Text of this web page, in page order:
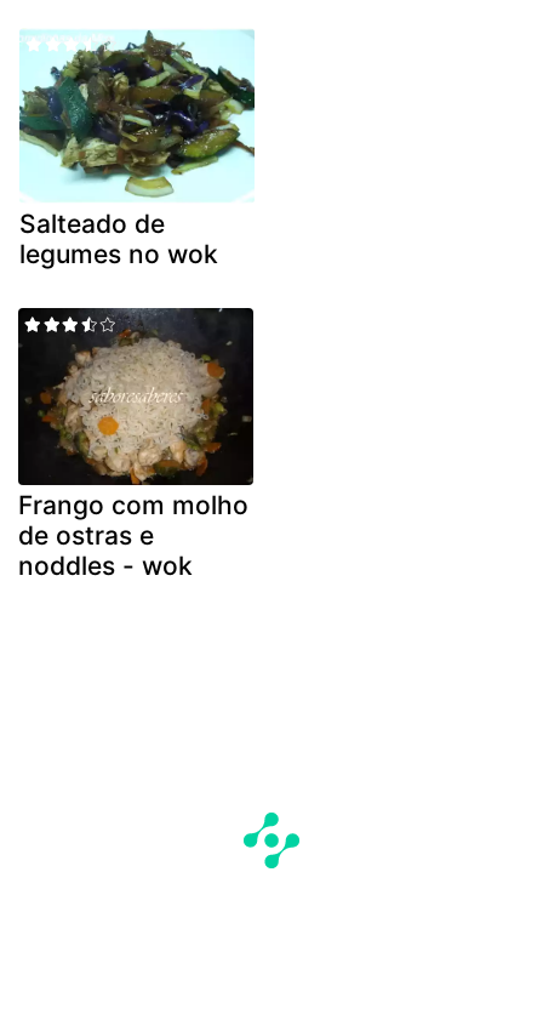
Salteado de
legumes no wok
Frango com molho
de ostras e
noddles - wok